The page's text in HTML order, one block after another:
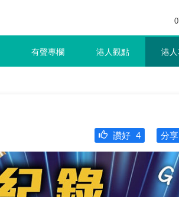
有聲專欄 港人觀點 港
分享
讚好 4